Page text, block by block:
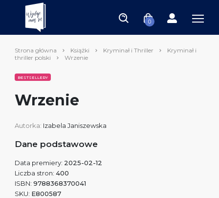
0
Strona główna Książki Kryminał i Thriller
Kryminał i
thriller polski
Wrzenie
BESTSELLERY
Wrzenie
Autorka: Izabela Janiszewska
Dane podstawowe
Data premiery: 2025-02-12
Liczba stron: 400
ISBN: 9788368370041
SKU: E800587